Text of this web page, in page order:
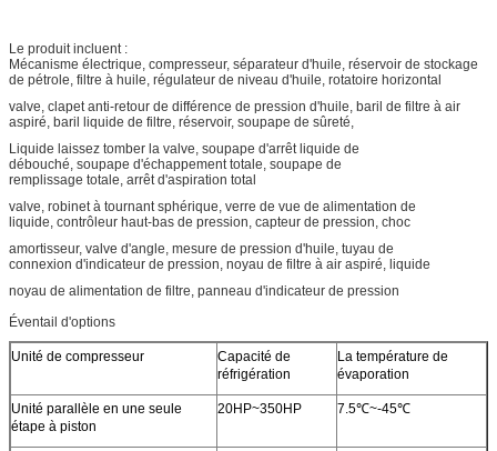
Le produit incluent :
Mécanisme électrique, compresseur, séparateur d'huile, réservoir de stockage
de pétrole, filtre à huile, régulateur de niveau d'huile, rotatoire horizontal
valve, clapet anti-retour de différence de pression d'huile, baril de filtre à air
aspiré, baril liquide de filtre, réservoir, soupape de sûreté,
Liquide laissez tomber la valve, soupape d'arrêt liquide de
débouché, soupape d'échappement totale, soupape de
remplissage totale, arrêt d'aspiration total
valve, robinet à tournant sphérique, verre de vue de alimentation de
liquide, contrôleur haut-bas de pression, capteur de pression, choc
amortisseur, valve d'angle, mesure de pression d'huile, tuyau de
connexion d'indicateur de pression, noyau de filtre à air aspiré, liquide
noyau de alimentation de filtre, panneau d'indicateur de pression
Éventail d'options
Unité de compresseur
Capacité de
réfrigération
La température de
évaporation
Unité parallèle en une seule
étape à piston
20HP~350HP 7.5℃~-45℃